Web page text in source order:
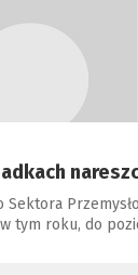
tym roku, do